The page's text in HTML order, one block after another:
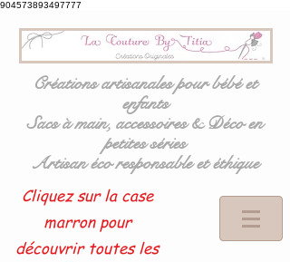
904573893497777
Créations artisanales pour bébé et
enfants
Sacs à main, accessoires & Déco en
petites séries
Artisan éco responsable et éthique
Cliquez sur la case
marron pour
découvrir toutes les